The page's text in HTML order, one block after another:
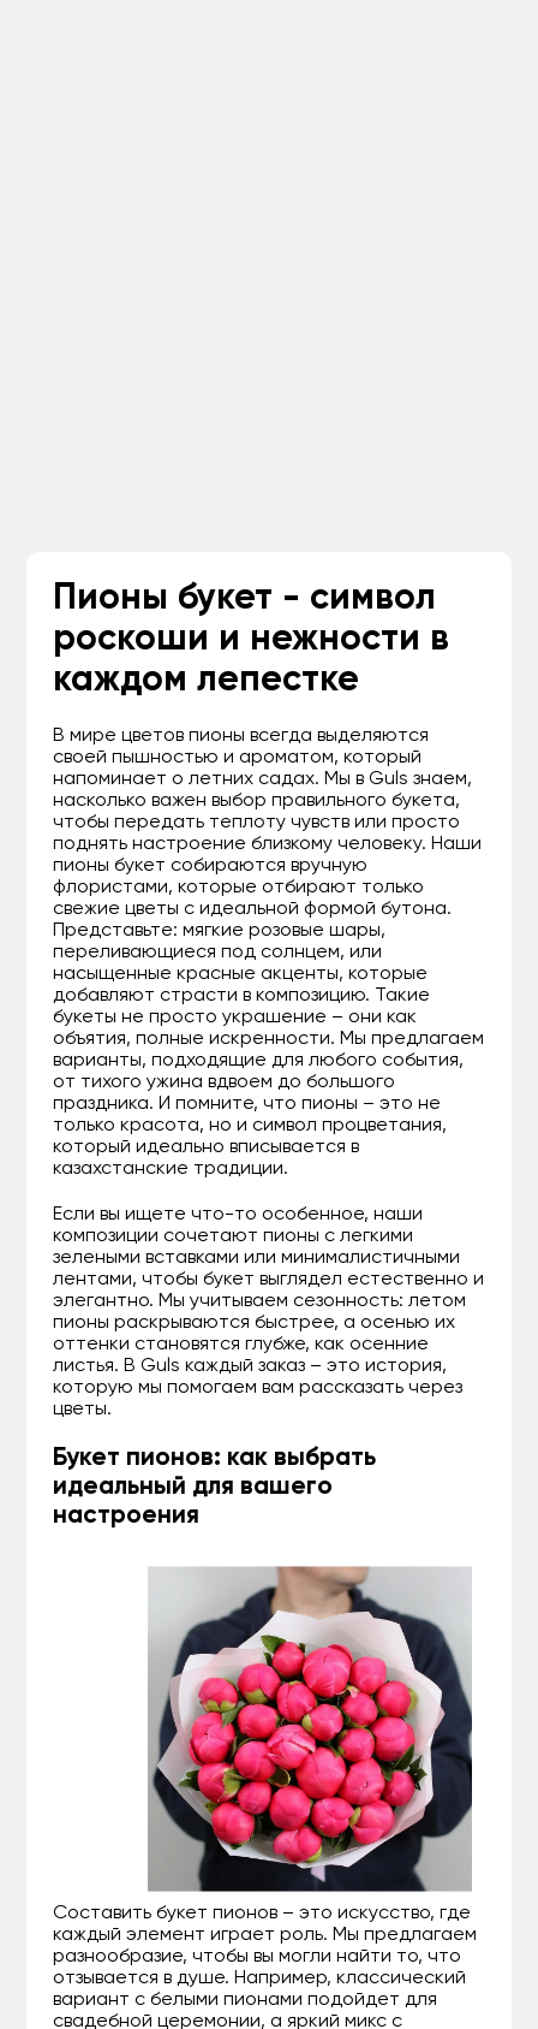
Пионы букет - символ
роскоши и нежности в
каждом лепестке
В мире цветов пионы всегда выделяются
своей пышностью и ароматом, который
напоминает о летних садах. Мы в Guls знаем,
насколько важен выбор правильного букета,
чтобы передать теплоту чувств или просто
поднять настроение близкому человеку. Наши
пионы букет собираются вручную
флористами, которые отбирают только
свежие цветы с идеальной формой бутона.
Представьте: мягкие розовые шары,
переливающиеся под солнцем, или
насыщенные красные акценты, которые
добавляют страсти в композицию. Такие
букеты не просто украшение – они как
объятия, полные искренности. Мы предлагаем
варианты, подходящие для любого события,
от тихого ужина вдвоем до большого
праздника. И помните, что пионы – это не
только красота, но и символ процветания,
который идеально вписывается в
казахстанские традиции.
Если вы ищете что-то особенное, наши
композиции сочетают пионы с легкими
зелеными вставками или минималистичными
лентами, чтобы букет выглядел естественно и
элегантно. Мы учитываем сезонность: летом
пионы раскрываются быстрее, а осенью их
оттенки становятся глубже, как осенние
листья. В Guls каждый заказ – это история,
которую мы помогаем вам рассказать через
цветы.
Букет пионов: как выбрать
идеальный для вашего
настроения
Составить букет пионов – это искусство, где
каждый элемент играет роль. Мы предлагаем
разнообразие, чтобы вы могли найти то, что
отзывается в душе. Например, классический
вариант с белыми пионами подойдет для
свадебной церемонии, а яркий микс с